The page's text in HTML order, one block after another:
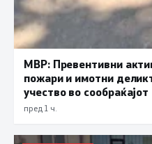
МВР: Превентивни
пожари и имотни
учество во сообраќајот
пред 1 ч.